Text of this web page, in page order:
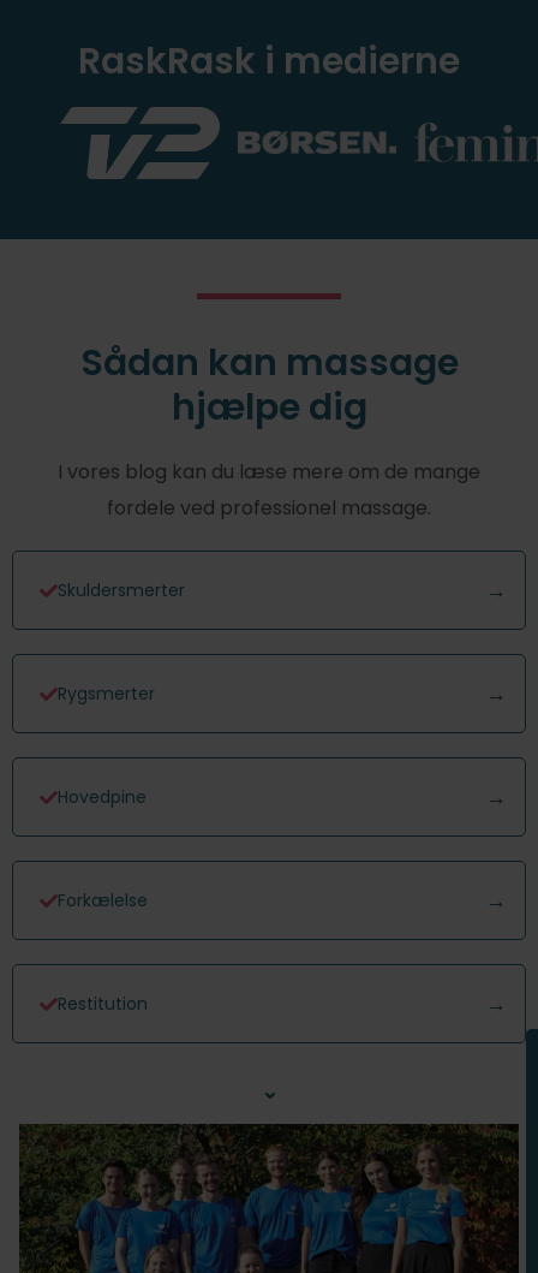
RaskRask i medierne
Sådan kan massage
hjælpe dig
I vores blog kan du læse mere om de mange
fordele ved professionel massage.
Skuldersmerter
Rygsmerter
Hovedpine
Forkælelse
Restitution
⌄
Nakkesmerter
Bensmerter